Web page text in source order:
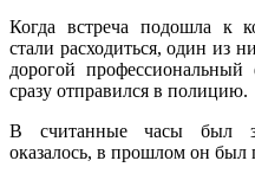
Когда встреча подошла к
стали расходиться, один из
дорогой
сразу отправился в полицию.
В считанные часы был
оказалось, в прошлом он был